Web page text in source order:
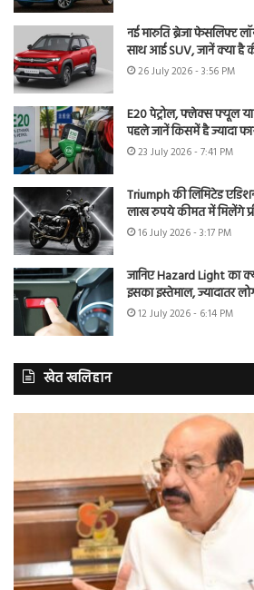
नई मारुति ब्रेजा फेसलिफ्ट
साथ आई SUV, जानें क्या है
26 July 2026 - 3:56 PM
E20 पेट्रोल, फ्लेक्स फ्यूल
पहले जानें किसमें है ज्यादा
23 July 2026 - 7:41 PM
Triumph की लिमिटेड
लाख रुपये कीमत में मिलेंगे
16 July 2026 - 3:17 PM
जानिए Hazard Light का
इसका इस्तेमाल, ज्यादातर
12 July 2026 - 6:14 PM
खेत खलिहान